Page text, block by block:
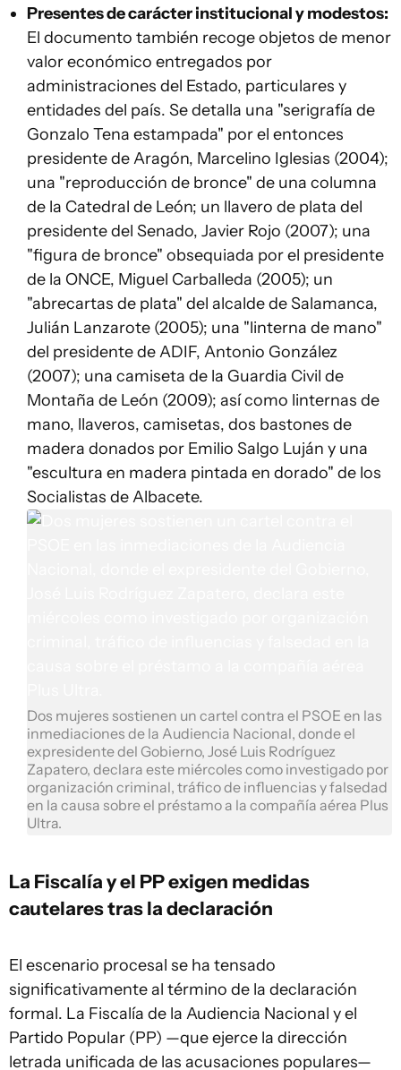
Presentes de carácter institucional y modestos:
El documento también recoge objetos de menor
valor económico entregados por
administraciones del Estado, particulares y
entidades del país. Se detalla una "serigrafía de
Gonzalo Tena estampada" por el entonces
presidente de Aragón, Marcelino Iglesias (2004);
una "reproducción de bronce" de una columna
de la Catedral de León; un llavero de plata del
presidente del Senado, Javier Rojo (2007); una
"figura de bronce" obsequiada por el presidente
de la ONCE, Miguel Carballeda (2005); un
"abrecartas de plata" del alcalde de Salamanca,
Julián Lanzarote (2005); una "linterna de mano"
del presidente de ADIF, Antonio González
(2007); una camiseta de la Guardia Civil de
Montaña de León (2009); así como linternas de
mano, llaveros, camisetas, dos bastones de
madera donados por Emilio Salgo Luján y una
"escultura en madera pintada en dorado" de los
Socialistas de Albacete.
Dos mujeres sostienen un cartel contra el PSOE en las
inmediaciones de la Audiencia Nacional, donde el
expresidente del Gobierno, José Luis Rodríguez
Zapatero, declara este miércoles como investigado por
organización criminal, tráfico de influencias y falsedad
en la causa sobre el préstamo a la compañía aérea Plus
Ultra.
La Fiscalía y el PP exigen medidas
cautelares tras la declaración
El escenario procesal se ha tensado
significativamente al término de la declaración
formal. La Fiscalía de la Audiencia Nacional y el
Partido Popular (PP) —que ejerce la dirección
letrada unificada de las acusaciones populares—